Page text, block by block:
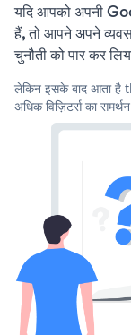
यदि आपको अपनी
हैं, तो आपने अपने
चुनौती को पार कर
लेकिन इसके बाद आता
अधिक विज़िटर्स का